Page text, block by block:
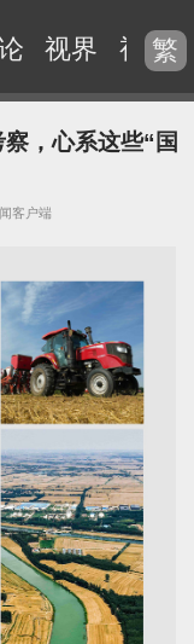
视界 视频
繁
，心系这些“国
客户端